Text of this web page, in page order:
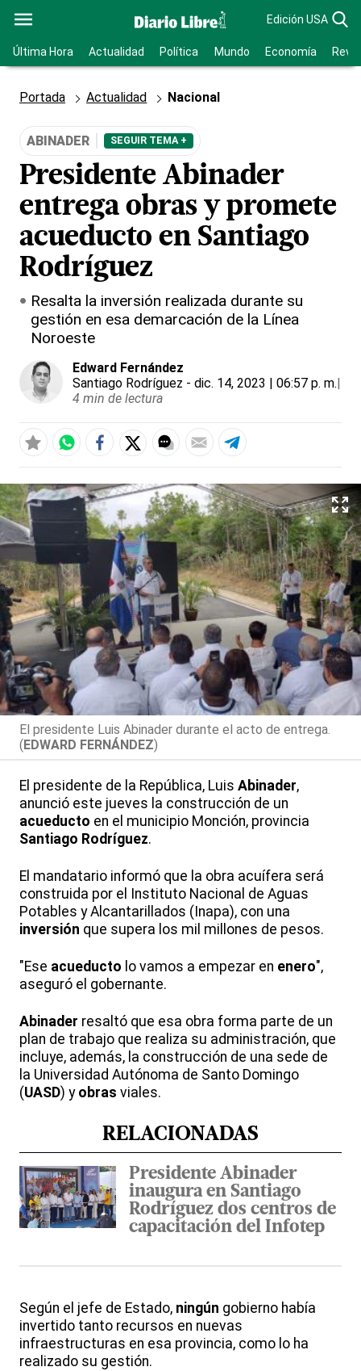
Edición USA
Última Hora Actualidad Política Mundo Economía
Portada Actualidad Nacional
ABINADER SEGUIR TEMA +
Presidente Abinader
entrega obras y promete
acueducto en Santiago
Rodríguez
Resalta la inversión realizada durante su
gestión en esa demarcación de la Línea
Noroeste
Edward Fernández
Santiago Rodríguez - dic. 14, 2023 | 06:57 p. m.|
4 min de lectura
El presidente Luis Abinader durante el acto de entrega.
(EDWARD FERNÁNDEZ)
El presidente de la República, Luis Abinader,
anunció este jueves la construcción de un
acueducto en el municipio Monción, provincia
Santiago Rodríguez.
El mandatario informó que la obra acuífera será
construida por el Instituto Nacional de Aguas
Potables y Alcantarillados (Inapa), con una
inversión que supera los mil millones de pesos.
"Ese acueducto lo vamos a empezar en enero",
aseguró el gobernante.
Abinader resaltó que esa obra forma parte de un
plan de trabajo que realiza su administración, que
incluye, además, la construcción de una sede de
la Universidad Autónoma de Santo Domingo
(UASD) y obras viales.
RELACIONADAS
Presidente Abinader
inaugura en Santiago
Rodríguez dos centros de
capacitación del Infotep
Según el jefe de Estado, ningún gobierno había
invertido tanto recursos en nuevas
infraestructuras en esa provincia, como lo ha
realizado su gestión.